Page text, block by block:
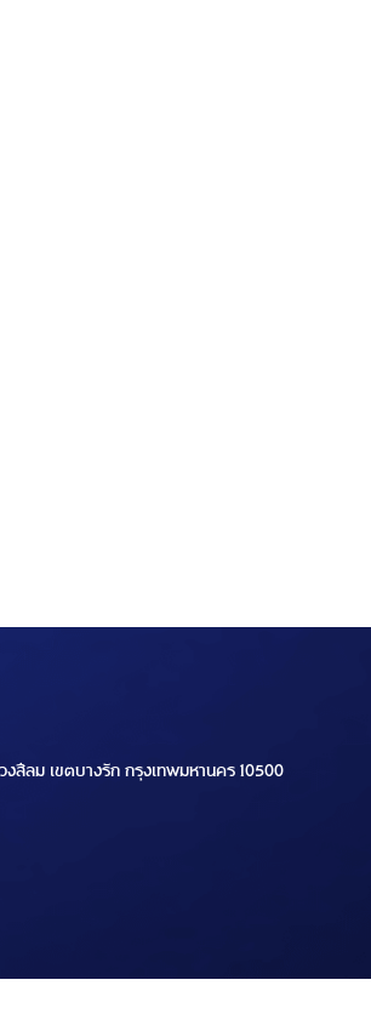
สีลม เขตบางรัก กรุงเทพมหานคร 10500